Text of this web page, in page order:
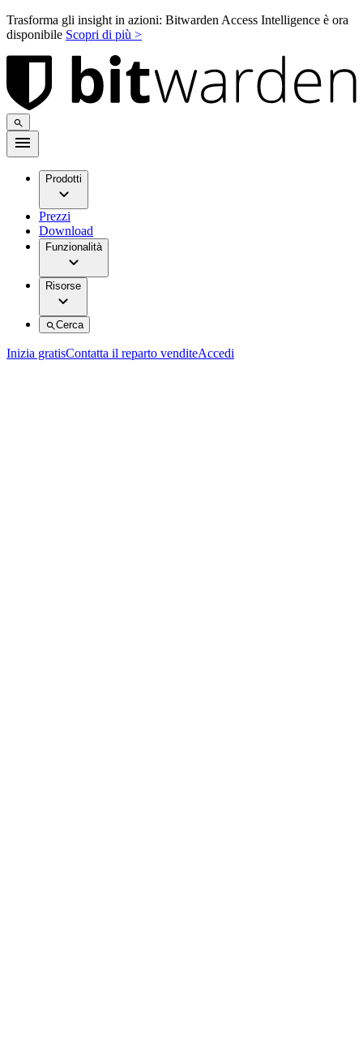
Trasforma gli insight in azioni: Bitwarden Access Intelligence è ora
disponibile Scopri di più >
Prodotti
Prezzi
Download
Funzionalità
Risorse
Cerca
Inizia gratisContatta il reparto venditeAccedi